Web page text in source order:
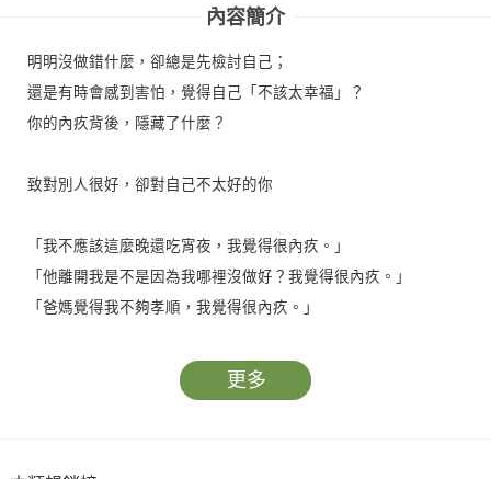
內容簡介
明明沒做錯什麼，卻總是先檢討自己；
還是有時會感到害怕，覺得自己「不該太幸福」？
你的內疚背後，隱藏了什麼？
致對別人很好，卻對自己不太好的你
「我不應該這麼晚還吃宵夜，我覺得很內疚。」
「他離開我是不是因為我哪裡沒做好？我覺得很內疚。」
「爸媽覺得我不夠孝順，我覺得很內疚。」
這些在你內心的小小聲音，讓你總是怪罪自己；
更多